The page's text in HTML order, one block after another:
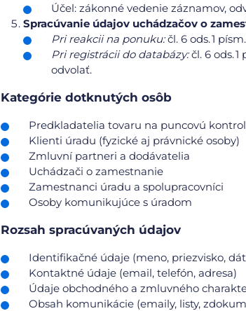
Účel: zákonné vedenie záznamov,
Spracúvanie údajov uchádzačov o
Pri reakcii na ponuku:čl. 6 ods. 1
Pri registrácii do databázy:čl. 6 ods.
odvolať.
Kategórie dotknutých osôb
Predkladatelia tovaru na puncovú
Klienti úradu (fyzické aj právnické osoby)
Zmluvní partneri a dodávatelia
Uchádzači o zamestnanie
Zamestnanci úradu a spolupracovníci
Osoby komunikujúce s úradom
Rozsah spracúvaných údajov
Identifikačné údaje (meno, priezvisko,
Kontaktné údaje (email, telefón, adresa)
Údaje obchodného a zmluvného
Obsah komunikácie (emaily, listy,